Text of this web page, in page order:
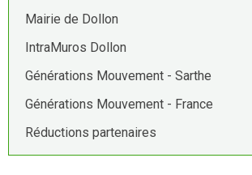
Mairie de Dollon
IntraMuros Dollon
Générations Mouvement - Sarthe
Générations Mouvement - France
Réductions partenaires